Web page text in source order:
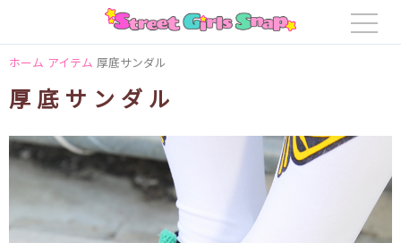
ホーム アイテム 厚底サンダル
厚底サンダル